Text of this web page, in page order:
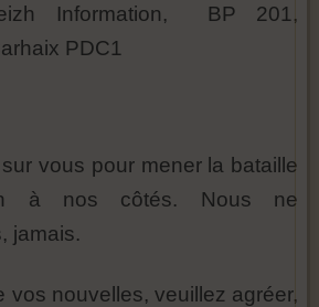
Information, BP 201,
PDC1
vous pour mener la bataille
à nos côtés. Nous ne
jamais.
vos nouvelles, veuillez agréer,